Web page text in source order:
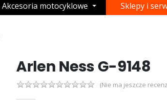
Akcesoria motocyklowe Sklepy i
Arlen Ness G-9148
(Nie ma jeszcze